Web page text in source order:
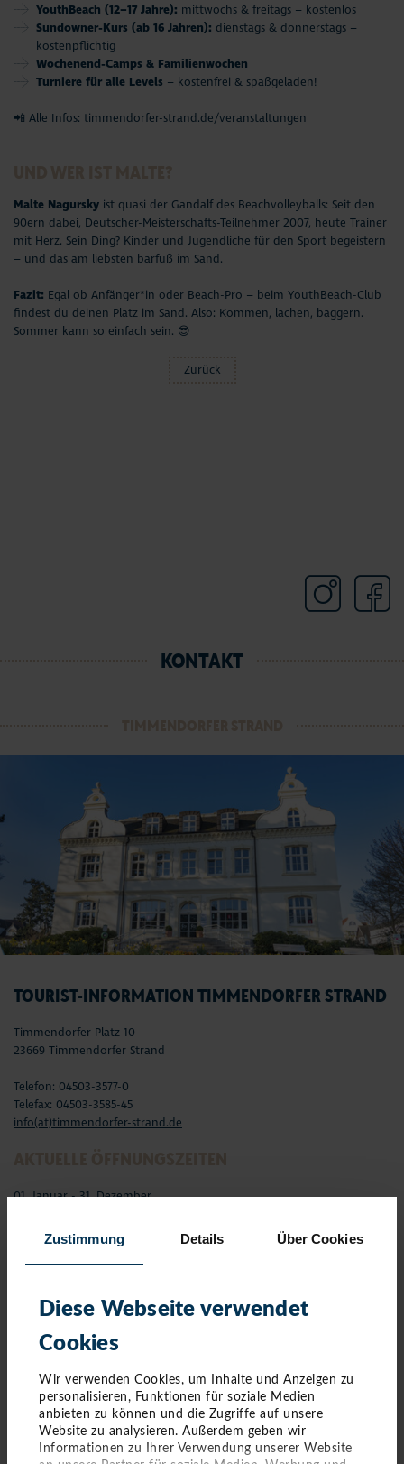
Zustimmung Details Über Cookies
Diese Webseite verwendet
Cookies
Wir verwenden Cookies, um Inhalte und Anzeigen zu
personalisieren, Funktionen für soziale Medien
anbieten zu können und die Zugriffe auf unsere
Website zu analysieren. Außerdem geben wir
Informationen zu Ihrer Verwendung unserer Website
YouthBeach (12–17 Jahre): mittwochs & freitags – kostenlos
Sundowner-Kurs (ab 16 Jahren): dienstags & donnerstags –
kostenpflichtig
Wochenend-Camps & Familienwochen
Turniere für alle Levels – kostenfrei & spaßgeladen!
📲 Alle Infos: timmendorfer-strand.de/veranstaltungen
Malte Nagursky ist quasi der Gandalf des Beachvolleyballs: Seit den
90ern dabei, Deutscher-Meisterschafts-Teilnehmer 2007, heute Trainer
mit Herz. Sein Ding? Kinder und Jugendliche für den Sport begeistern
– und das am liebsten barfuß im Sand.
Fazit: Egal ob Anfänger*in oder Beach-Pro – beim YouthBeach-Club
findest du deinen Platz im Sand. Also: Kommen, lachen, baggern.
Sommer kann so einfach sein. 😎
Zurück
KONTAKT
TOURIST-INFORMATION TIMMENDORFER STRAND
Timmendorfer Platz 10
23669 Timmendorfer Strand
Telefon: 04503-3577-0
Telefax: 04503-3585-45
info(at)timmendorfer-strand.de
01. Januar - 31. Dezember
Montag –Freitag 9 - 17 Uhr
Samstag und Sonntag geschlossen
Feiertag 10 - 15 Uhr
01.04. - 01.11.
Samstag und Feiertag 10 - 15 Uhr
02.11.- 01.01.
Montag - Freitag 9 - 17 Uhr
Samstag und Sonntag geschlossen
Feiertag 10 - 15 Uhr